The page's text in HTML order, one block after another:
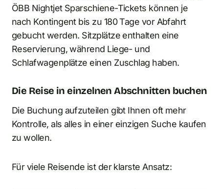
ÖBB Nightjet Sparschiene-Tickets können je
nach Kontingent bis zu 180 Tage vor Abfahrt
gebucht werden. Sitzplätze enthalten eine
Reservierung, während Liege- und
Schlafwagenplätze einen Zuschlag haben.
Die Reise in einzelnen Abschnitten buchen
Die Buchung aufzuteilen gibt Ihnen oft mehr
Kontrolle, als alles in einer einzigen Suche kaufen
zu wollen.
Für viele Reisende ist der klarste Ansatz: